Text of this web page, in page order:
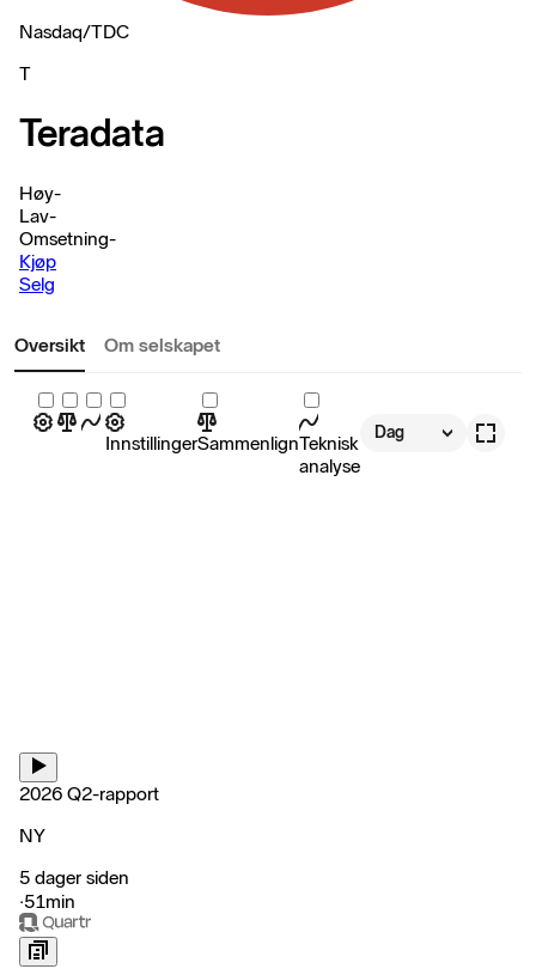
Nasdaq/TDC
T
Teradata
Høy-
Lav-
Omsetning-
Kjøp
Selg
Oversikt Om selskapet
InnstillingerSammenlignTeknisk
analyse
Dag
2026 Q2-rapport
NY
5 dager siden
‧51min